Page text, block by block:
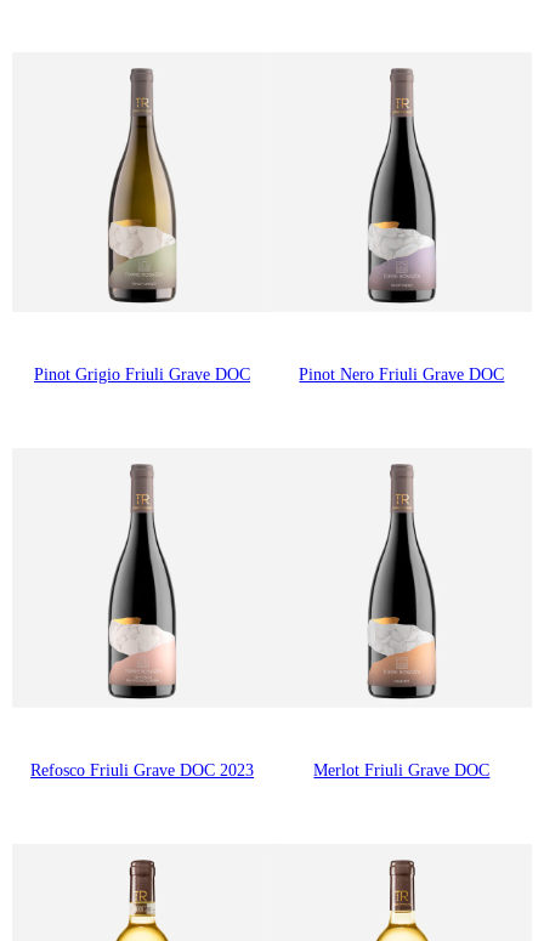
Pinot Grigio Friuli Grave DOC Pinot Nero Friuli Grave DOC
Refosco Friuli Grave DOC 2023 Merlot Friuli Grave DOC